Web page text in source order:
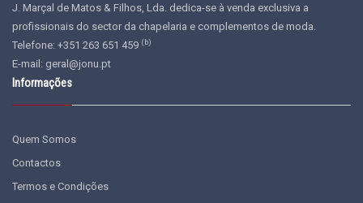
J. Marçal de Matos & Filhos, Lda. dedica-se à venda exclusiva a
profissionais do sector da chapelaria e complementos de moda.
Telefone: +351 263 651 459 (b)
E-mail: geral@jonu.pt
Informações
Quem Somos
Contactos
Termos e Condições